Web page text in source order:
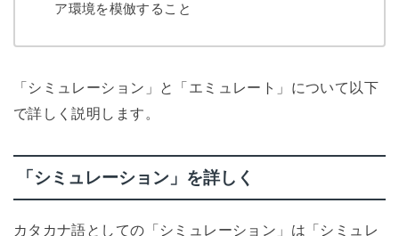
ア環境を模倣すること
「シミュレーション」と「エミュレート」について以下
で詳しく説明します。
「シミュレーション」を詳しく
カタカナ語としての「シミュレーション」は「シミュレ